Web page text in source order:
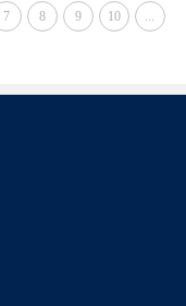
7 8 9 10
...